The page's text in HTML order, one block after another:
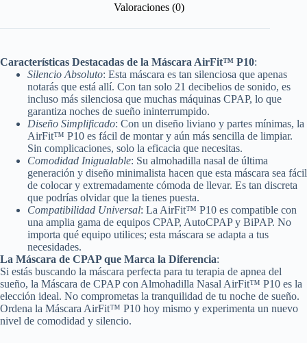
Valoraciones (0)
Características Destacadas de la Máscara AirFit™ P10:
Silencio Absoluto: Esta máscara es tan silenciosa que apenas
notarás que está allí. Con tan solo 21 decibelios de sonido, es
incluso más silenciosa que muchas máquinas CPAP, lo que
garantiza noches de sueño ininterrumpido.
Diseño Simplificado: Con un diseño liviano y partes mínimas, la
AirFit™ P10 es fácil de montar y aún más sencilla de limpiar.
Sin complicaciones, solo la eficacia que necesitas.
Comodidad Inigualable: Su almohadilla nasal de última
generación y diseño minimalista hacen que esta máscara sea fácil
de colocar y extremadamente cómoda de llevar. Es tan discreta
que podrías olvidar que la tienes puesta.
Compatibilidad Universal: La AirFit™ P10 es compatible con
una amplia gama de equipos CPAP, AutoCPAP y BiPAP. No
importa qué equipo utilices; esta máscara se adapta a tus
necesidades.
La Máscara de CPAP que Marca la Diferencia:
Si estás buscando la máscara perfecta para tu terapia de apnea del
sueño, la Máscara de CPAP con Almohadilla Nasal AirFit™ P10 es la
elección ideal. No comprometas la tranquilidad de tu noche de sueño.
Ordena la Máscara AirFit™ P10 hoy mismo y experimenta un nuevo
nivel de comodidad y silencio.